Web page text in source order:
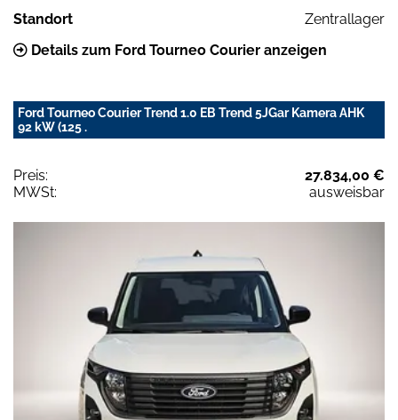
Standort
Zentrallager
Details zum Ford Tourneo Courier anzeigen
Ford Tourneo Courier Trend 1.0 EB Trend 5JGar Kamera AHK
92 kW (125 .
Preis:
27.834,00 €
MWSt:
ausweisbar